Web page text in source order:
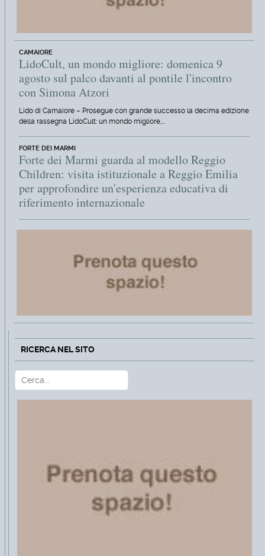
CAMAIORE
LidoCult, un mondo migliore: domenica 9
agosto sul palco davanti al pontile l'incontro
con Simona Atzori
Lido di Camaiore – Prosegue con grande successo la decima edizione
della rassegna LidoCult: un mondo migliore,…
FORTE DEI MARMI
Forte dei Marmi guarda al modello Reggio
Children: visita istituzionale a Reggio Emilia
per approfondire un'esperienza educativa di
riferimento internazionale
RICERCA NEL SITO
Cerca Type 2 or more characters for